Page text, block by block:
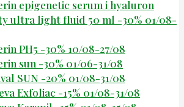
epigenetic serum i hyaluron
ultra light fluid 50 ml -30% 01/08-
PH5 -30% 10/08-27/08
sun -30% 01/06-31/08
SUN -20% 01/08-31/08
Exfoliac -15% 01/08-31/08